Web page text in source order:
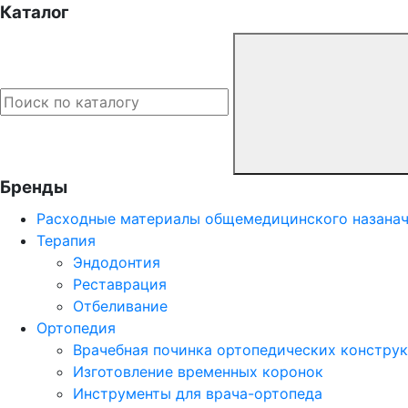
Каталог
Бренды
Расходные материалы общемедицинского
Терапия
Эндодонтия
Реставрация
Отбеливание
Ортопедия
Врачебная починка ортопедических
Изготовление временных коронок
Инструменты для врача-ортопеда